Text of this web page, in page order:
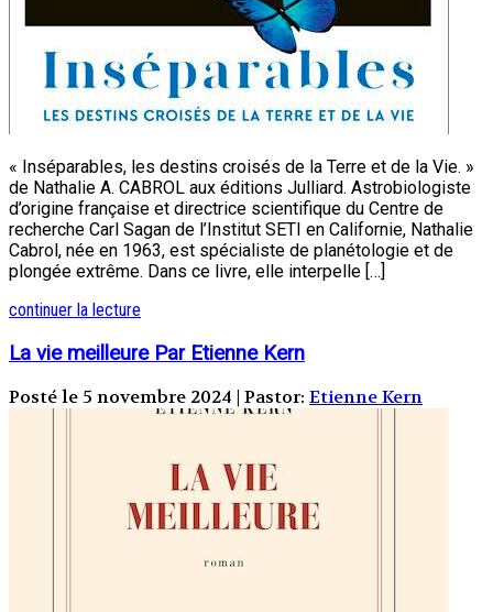
« Inséparables, les destins croisés de la Terre et de la Vie. »
de Nathalie A. CABROL aux éditions Julliard. Astrobiologiste
d’origine française et directrice scientifique du Centre de
recherche Carl Sagan de l’Institut SETI en Californie, Nathalie
Cabrol, née en 1963, est spécialiste de planétologie et de
plongée extrême. Dans ce livre, elle interpelle […]
continuer la lecture
La vie meilleure Par Etienne Kern
Posté le 5 novembre 2024 | Pastor: Etienne Kern